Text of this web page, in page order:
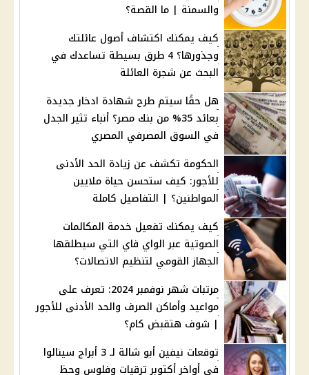
والسمنة | ما القصة؟
كيف يمكنك اكتشاف أصول عائلتك
وجذورها؟ 4 طرق بسيطة تساعدك في
البحث عن شجرة العائلة
هل حقًا سيتم طرح شهادة ادخار جديدة
بعائد 35% من بنك مصر؟ أنباء تثير الجدل
في السوق المصرفي المصري
الحكومة تكشف عن زيادة الحد الأدنى
للأجور: كيف ستحسن حياة ملايين
المواطنين؟ | التفاصيل كاملة
كيف يمكنك تفعيل خدمة المكالمات
الصوتية عبر الواي فاي التي سيطلقها
الجهاز القومي لتنظيم الاتصالات؟
مرتبات شهر نوفمبر 2024: تعرف على
مواعيد وأماكن الصرف والحد الأدنى للأجور
| شوف هتقبض كام؟
توقعات نيفين أبو شالة لـ 3 أبراج سينالوا
في أواخر أكتوبر ترقيات وفلوس وحظ